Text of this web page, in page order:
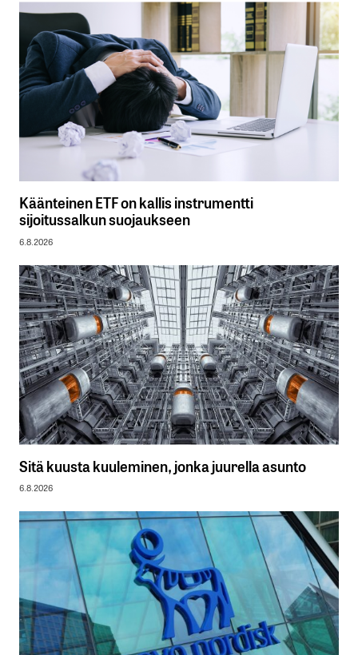
Käänteinen ETF on kallis instrumentti
sijoitussalkun suojaukseen
6.8.2026
Sitä kuusta kuuleminen, jonka juurella asunto
6.8.2026